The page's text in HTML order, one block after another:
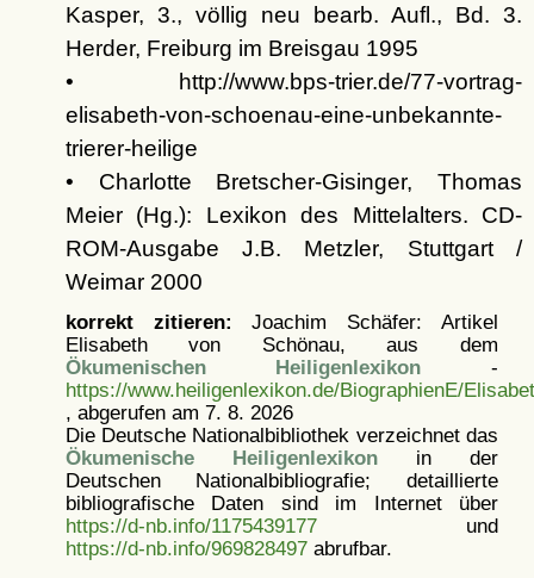
Kasper, 3., völlig neu bearb. Aufl., Bd. 3.
Herder, Freiburg im Breisgau 1995
• http://www.bps-trier.de/77-vortrag-
elisabeth-von-schoenau-eine-unbekannte-
trierer-heilige
• Charlotte Bretscher-Gisinger, Thomas
Meier (Hg.): Lexikon des Mittelalters. CD-
ROM-Ausgabe J.B. Metzler, Stuttgart /
Weimar 2000
korrekt zitieren: Joachim Schäfer: Artikel
Elisabeth von Schönau, aus dem
Ökumenischen Heiligenlexikon -
https://www.heiligenlexikon.de/BiographienE/
, abgerufen am 7. 8. 2026
Die Deutsche Nationalbibliothek verzeichnet das
Ökumenische Heiligenlexikonin der
Deutschen Nationalbibliografie; detaillierte
bibliografische Daten sind im Internet über
https://d-nb.info/1175439177und
https://d-nb.info/969828497abrufbar.